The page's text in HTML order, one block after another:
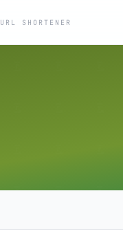
URL SHORTENER